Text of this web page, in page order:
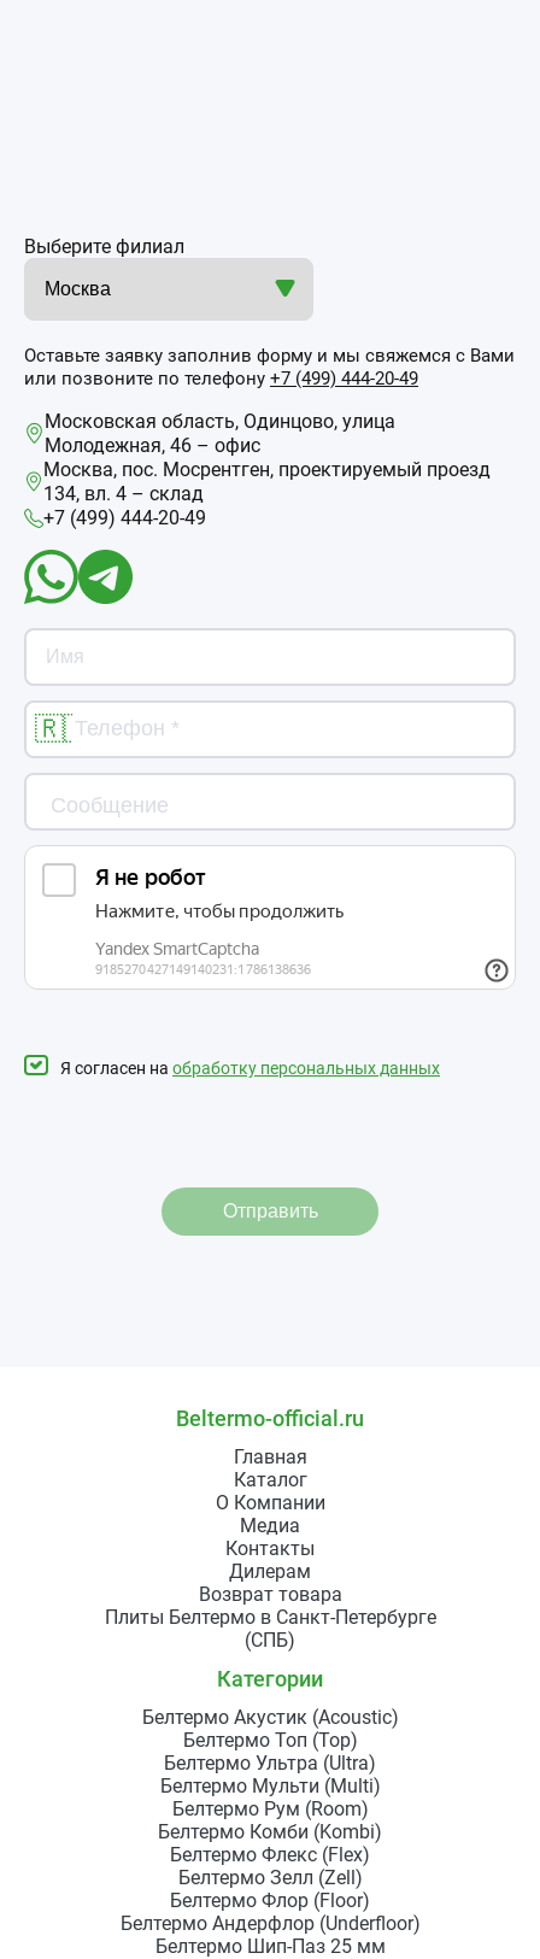
Выберите филиал
Оставьте заявку заполнив форму и мы свяжемся с Вами
или позвоните по телефону +7 (499) 444-20-49
Московская область, Одинцово, улица
Молодежная, 46 – офис
Москва, пос. Мосрентген, проектируемый проезд
134, вл. 4 – склад
+7 (499) 444-20-49
Я согласен на обработку персональных данных
Отправить
Beltermo-official.ru
Главная
Каталог
О Компании
Медиа
Контакты
Дилерам
Возврат товара
Плиты Белтермо в Санкт-Петербурге
(СПБ)
Категории
Белтермо Акустик (Acoustic)
Белтермо Топ (Top)
Белтермо Ультра (Ultra)
Белтермо Мульти (Multi)
Белтермо Рум (Room)
Белтермо Комби (Kombi)
Белтермо Флекс (Flex)
Белтермо Зелл (Zell)
Белтермо Флор (Floor)
Белтермо Андерфлор (Underfloor)
Белтермо Шип-Паз 25 мм